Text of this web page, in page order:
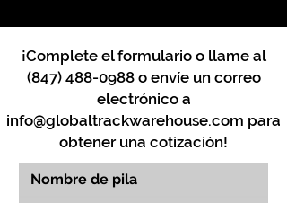
¡Complete el formulario o llame al
(847) 488-0988o envíe un correo
electrónico a
info@globaltrackwarehouse.com para
obtener una cotización!